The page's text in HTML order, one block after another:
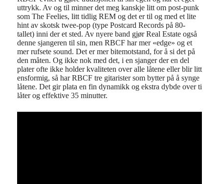
uttrykk. Av og til minner det meg kanskje litt om post-punk
som The Feelies, litt tidlig REM og det er til og med et lite
hint av skotsk twee-pop (type Postcard Records på 80-
tallet) inni der et sted. Av nyere band gjør Real Estate også
denne sjangeren til sin, men RBCF har mer «edge» og et
mer rufsete sound. Det er mer bitemotstand, for å si det på
den måten. Og ikke nok med det, i en sjanger der en del
plater ofte ikke holder kvaliteten over alle låtene eller blir litt
ensformig, så har RBCF tre gitarister som bytter på å synge
låtene. Det gir plata en fin dynamikk og ekstra dybde over ti
låter og effektive 35 minutter.